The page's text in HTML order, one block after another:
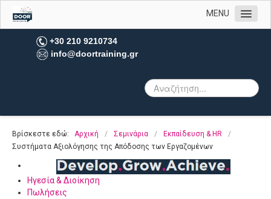
MENU
Αρχική
Η εταιρεία μας
Φωτογραφίες
Επικοινωνία
+30 210 9210734
info@doortraining.gr
Βρίσκεστε εδώ: Αρχική / Σεμινάρια / Εκπαίδευση & HR
/
Συστήματα Αξιολόγησης της Απόδοσης των Εργαζομένων
Ηγεσία & Διοίκηση
Πωλήσεις